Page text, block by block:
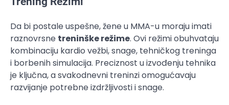
Da bi postale uspešne, žene u MMA-u moraju imati
raznovrsne treninške režime. Ovi režimi obuhvataju
kombinaciju kardio vežbi, snage, tehničkog treninga
i borbenih simulacija. Preciznost u izvođenju tehnika
je ključna, a svakodnevni treninzi omogućavaju
razvijanje potrebne izdržljivosti i snage.